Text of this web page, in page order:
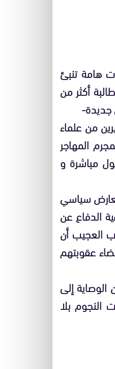
هامة تنبئ
أكثر من
جديدة-
من علماء
المهاجر
مباشرة و
سياسي
الدفاع عن
العجيب أن
عقوبتهم
الوصاية إلى
بلا